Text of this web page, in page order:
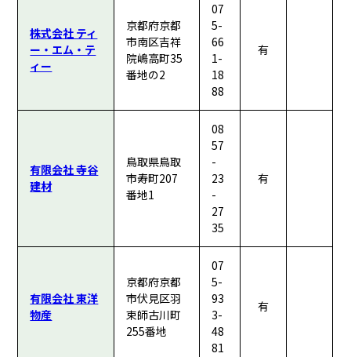
株式会社 ティ
ー・エム・テ
ィー
京都府京都
市南区吉祥
院嶋高町35
番地の2
07
5-
66
1-
18
88
有
有限会社 寺谷
建材
鳥取県鳥取
市寿町207
番地1
08
57
-
23
-
27
35
有
有限会社 東洋
物産
京都府京都
市伏見区羽
束師古川町
255番地
07
5-
93
3-
48
81
有